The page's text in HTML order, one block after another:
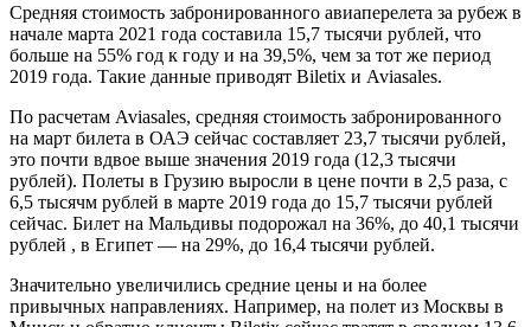
Средняя стоимость забронированного авиаперелета за рубеж в
начале марта 2021 года составила 15,7 тысячи рублей, что
больше на 55% год к году и на 39,5%, чем за тот же период
2019 года. Такие данные приводят Biletix и Aviasales.
По расчетам Aviasales, средняя стоимость забронированного
на март билета в ОАЭ сейчас составляет 23,7 тысячи рублей,
это почти вдвое выше значения 2019 года (12,3 тысячи
рублей). Полеты в Грузию выросли в цене почти в 2,5 раза, с
6,5 тысячм рублей в марте 2019 года до 15,7 тысячи рублей
сейчас. Билет на Мальдивы подорожал на 36%, до 40,1 тысячи
рублей , в Египет — на 29%, до 16,4 тысячи рублей.
Значительно увеличились средние цены и на более
привычных направлениях. Например, на полет из Москвы в